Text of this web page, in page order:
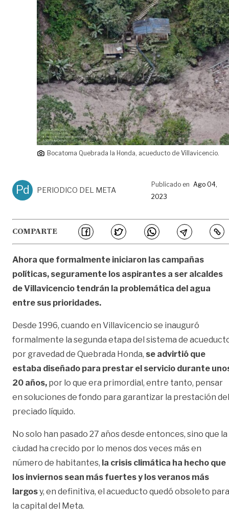
Bocatoma Quebrada la Honda, acueducto de Villavicencio.
Pd PERIODICO DEL META
Publicado en Ago 04,
2023
COMPARTE
Ahora que formalmente iniciaron las campañas
políticas, seguramente los aspirantes a ser alcaldes
de Villavicencio tendrán la problemática del agua
entre sus prioridades.
Desde 1996, cuando en Villavicencio se inauguró
formalmente la segunda etapa del sistema de
por gravedad de Quebrada Honda, se advirtió que
estaba diseñado para prestar el servicio durante
20 años, por lo que era primordial, entre tanto, pensar
en soluciones de fondo para garantizar la prestación del
preciado líquido.
No solo han pasado 27 años desde entonces, sino que la
ciudad ha crecido por lo menos dos veces más en
número de habitantes, la crisis climática ha hecho que
los inviernos sean más fuertes y los veranos más
largosy, en definitiva, el acueducto quedó obsoleto para
la capital del Meta.